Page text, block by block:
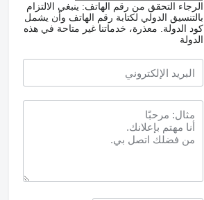
إضافية
الرجاء التحقق من رقم الهاتف: ينبغي الالتزام
بالتنسيق الدولي لكتابة رقم الهاتف وأن يشمل
كود الدولة.
معذرة، خدماتنا غير متاحة في هذه
الدولة